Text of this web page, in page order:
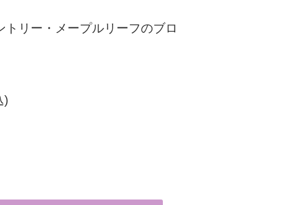
トリー・メープルリーフのブロ
)